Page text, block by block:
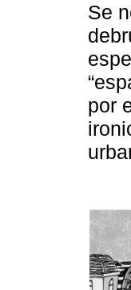
Se
por